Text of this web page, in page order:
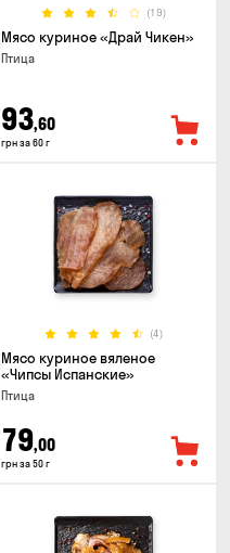
(19)
Мясо куриное «Драй Чикен»
Птица
93,60
грн за 60 г
(4)
Мясо куриное вяленое
«Чипсы Испанские»
Птица
79,00
грн за 50 г